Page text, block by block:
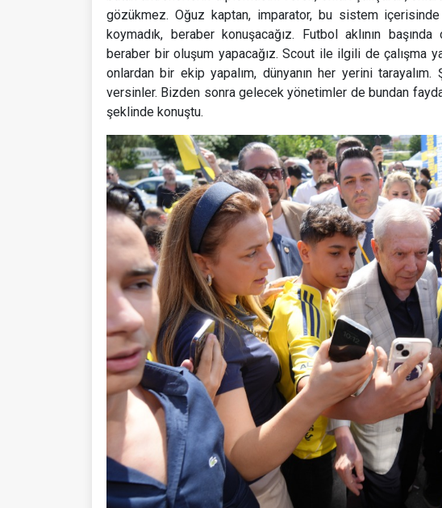
gözükmez. Oğuz kaptan, imparator, bu sistem
koymadık, beraber konuşacağız. Futbol aklının
beraber bir oluşum yapacağız. Scout ile ilgili de çalışma
onlardan bir ekip yapalım, dünyanın her yerini
versinler. Bizden sonra gelecek yönetimler de bundan
şeklinde konuştu.